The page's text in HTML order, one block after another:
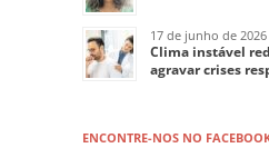
17 de junho de 2026
Clima instável
agravar crises
ENCONTRE-NOS NO